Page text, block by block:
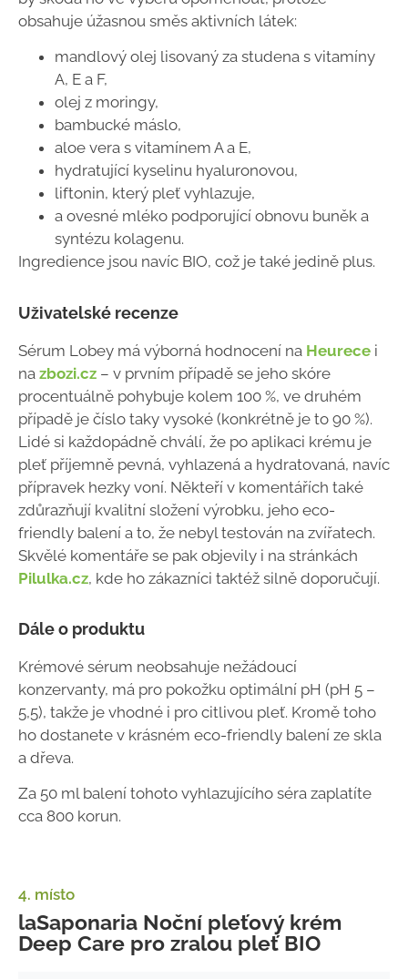
obsahuje úžasnou směs aktivních látek:
mandlový olej lisovaný za studena s vitamíny
A, E a F,
olej z moringy,
bambucké máslo,
aloe vera s vitamínem A a E,
hydratující kyselinu hyaluronovou,
liftonin, který pleť vyhlazuje,
a ovesné mléko podporující obnovu buněk a
syntézu kolagenu.
Ingredience jsou navíc BIO, což je také jedině plus.
Uživatelské recenze
Sérum Lobey má výborná hodnocení na Heurece i
na zbozi.cz – v prvním případě se jeho skóre
procentuálně pohybuje kolem 100 %, ve druhém
případě je číslo taky vysoké (konkrétně je to 90 %).
Lidé si každopádně chválí, že po aplikaci krému je
pleť příjemně pevná, vyhlazená a hydratovaná, navíc
přípravek hezky voní. Někteří v komentářích také
zdůrazňují kvalitní složení výrobku, jeho eco-
friendly balení a to, že nebyl testován na zvířatech.
Skvělé komentáře se pak objevily i na stránkách
Pilulka.cz, kde ho zákazníci taktéž silně doporučují.
Dále o produktu
Krémové sérum neobsahuje nežádoucí
konzervanty, má pro pokožku optimální pH (pH 5 –
5,5), takže je vhodné i pro citlivou pleť. Kromě toho
ho dostanete v krásném eco-friendly balení ze skla
a dřeva.
Za 50 ml balení tohoto vyhlazujícího séra zaplatíte
cca 800 korun.
4. místo
laSaponaria Noční pleťový krém
Deep Care pro zralou pleť BIO